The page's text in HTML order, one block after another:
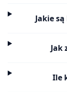
Jakie
Jak
Ile